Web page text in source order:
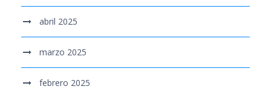
abril 2025
marzo 2025
febrero 2025